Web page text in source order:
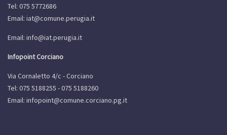
Tel: 075 5772686
Email: iat@comune.perugia.it
Email: info@iat.perugia.it
Infopoint Corciano
Via Cornaletto 4/c - Corciano
Tel: 075 5188255 - 075 5188260
Email: infopoint@comune.corciano.pg.it